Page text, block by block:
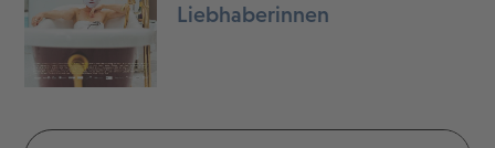
Liebhaberinnen